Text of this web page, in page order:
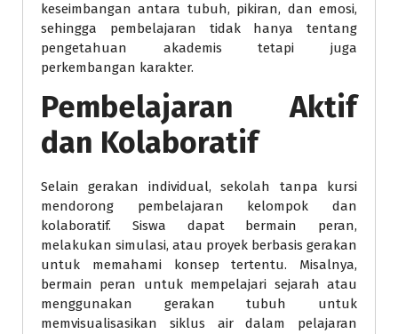
keseimbangan antara tubuh, pikiran, dan emosi,
sehingga pembelajaran tidak hanya tentang
pengetahuan akademis tetapi juga
perkembangan karakter.
Pembelajaran Aktif
dan Kolaboratif
Selain gerakan individual, sekolah tanpa kursi
mendorong pembelajaran kelompok dan
kolaboratif. Siswa dapat bermain peran,
melakukan simulasi, atau proyek berbasis gerakan
untuk memahami konsep tertentu. Misalnya,
bermain peran untuk mempelajari sejarah atau
menggunakan gerakan tubuh untuk
memvisualisasikan siklus air dalam pelajaran